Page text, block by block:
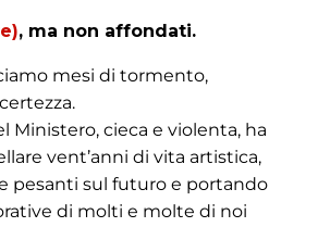
, ma non affondati.
mesi di tormento,
Ministero, cieca e violenta, ha
vent’anni di vita artistica,
pesanti sul futuro e portando
di molti e molte di noi